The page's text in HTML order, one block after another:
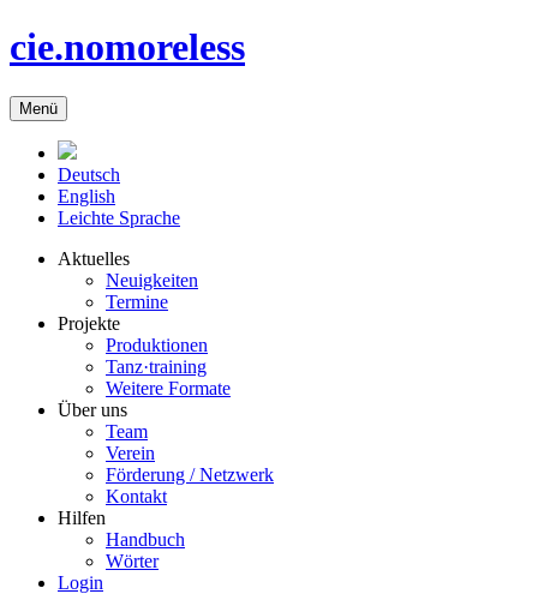
cie.nomoreless
Menü
Deutsch
English
Leichte Sprache
Aktuelles
Neuigkeiten
Termine
Projekte
Produktionen
Tanz·training
Weitere Formate
Über uns
Team
Verein
Förderung / Netzwerk
Kontakt
Hilfen
Handbuch
Wörter
Login